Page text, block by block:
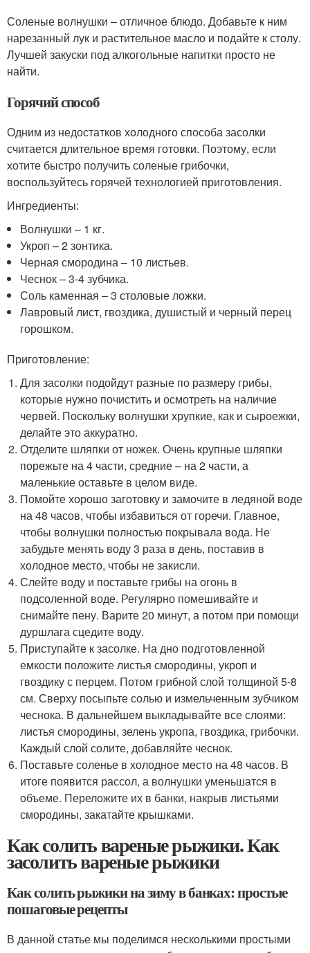
Соленые волнушки – отличное блюдо. Добавьте к ним
нарезанный лук и растительное масло и подайте к столу.
Лучшей закуски под алкогольные напитки просто не
найти.
Горячий способ
Одним из недостатков холодного способа засолки
считается длительное время готовки. Поэтому, если
хотите быстро получить соленые грибочки,
воспользуйтесь горячей технологией приготовления.
Ингредиенты:
Волнушки – 1 кг.
Укроп – 2 зонтика.
Черная смородина – 10 листьев.
Чеснок – 3-4 зубчика.
Соль каменная – 3 столовые ложки.
Лавровый лист, гвоздика, душистый и черный перец
горошком.
Приготовление:
Для засолки подойдут разные по размеру грибы,
которые нужно почистить и осмотреть на наличие
червей. Поскольку волнушки хрупкие, как и сыроежки,
делайте это аккуратно.
Отделите шляпки от ножек. Очень крупные шляпки
порежьте на 4 части, средние – на 2 части, а
маленькие оставьте в целом виде.
Помойте хорошо заготовку и замочите в ледяной воде
на 48 часов, чтобы избавиться от горечи. Главное,
чтобы волнушки полностью покрывала вода. Не
забудьте менять воду 3 раза в день, поставив в
холодное место, чтобы не закисли.
Слейте воду и поставьте грибы на огонь в
подсоленной воде. Регулярно помешивайте и
снимайте пену. Варите 20 минут, а потом при помощи
дуршлага сцедите воду.
Приступайте к засолке. На дно подготовленной
емкости положите листья смородины, укроп и
гвоздику с перцем. Потом грибной слой толщиной 5-8
см. Сверху посыпьте солью и измельченным зубчиком
чеснока. В дальнейшем выкладывайте все слоями:
листья смородины, зелень укропа, гвоздика, грибочки.
Каждый слой солите, добавляйте чеснок.
Поставьте соленье в холодное место на 48 часов. В
итоге появится рассол, а волнушки уменьшатся в
объеме. Переложите их в банки, накрыв листьями
смородины, закатайте крышками.
Как солить вареные рыжики. Как
засолить вареные рыжики
Как солить рыжики на зиму в банках: простые
пошаговые рецепты
В данной статье мы поделимся несколькими простыми